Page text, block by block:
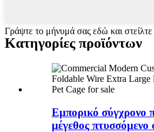
Γράψτε το μήνυμά σας εδώ και
Κατηγορίες προϊόντων
Εμπορικό σύγχρονο
μέγεθος πτυσσόμενο